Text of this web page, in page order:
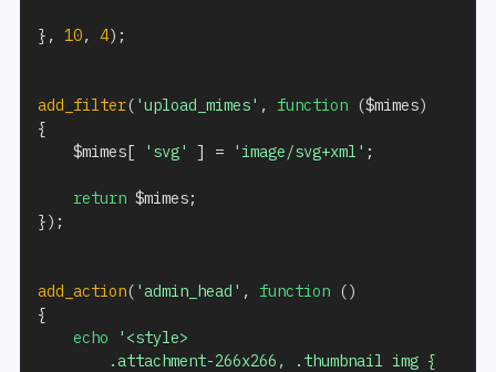
} , 10, 4) ;
add_filter( 'upload_mimes' , function ($mimes)
{
$mimes[ 'svg' ] = 'image/svg+xml' ;
return $mimes;
}) ;
add_action( 'admin_head' , function ()
{
echo
'<style>
        .attachment-266x266, .thumbnail img {